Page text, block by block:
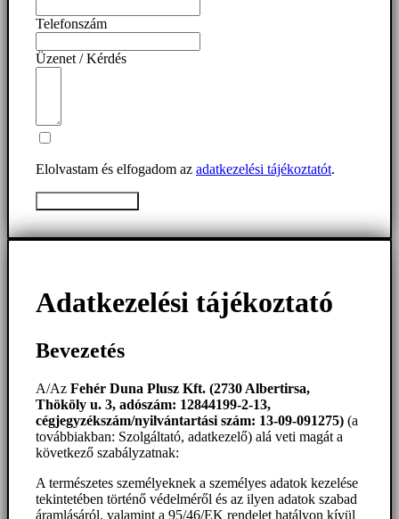
Telefonszám
Üzenet / Kérdés
Elolvastam és elfogadom az adatkezelési tájékoztatót.
Adatkezelési tájékoztató
Bevezetés
A/Az Fehér Duna Plusz Kft. (2730 Albertirsa,
Thököly u. 3, adószám: 12844199-2-13,
cégjegyzékszám/nyilvántartási szám: 13-09-091275) (a
továbbiakban: Szolgáltató, adatkezelő) alá veti magát a
következő szabályzatnak:
A természetes személyeknek a személyes adatok kezelése
tekintetében történő védelméről és az ilyen adatok szabad
áramlásáról, valamint a 95/46/EK rendelet hatályon kívül